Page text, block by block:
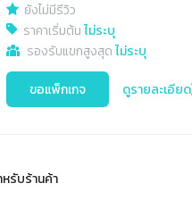
ยังไม่มีรีวิว
ราคาเริ่มต้นไม่ระบุ
รองรับแขกสูงสุดไม่ระบุ
ขอแพ็กเกจ ดูรายละเอียด
รับร้านค้า